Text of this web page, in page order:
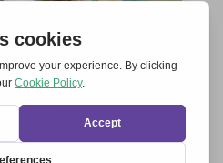
Une prière pour
l’Europe
 Together for Europe
 Avr 23, 2026